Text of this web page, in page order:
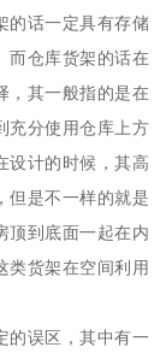
的话一定具有存储
而仓库货架的话在
，其一般指的是在
充分使用仓库上方
设计的时候，其高
但是不一样的就是
顶到底面一起在内
类货架在空间利用
的误区，其中有一